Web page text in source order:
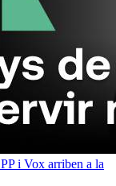
i Vox arriben a la